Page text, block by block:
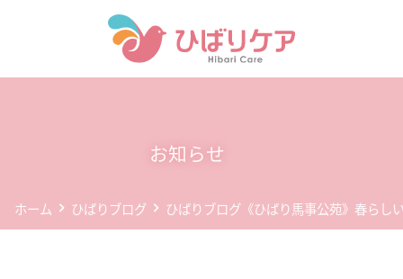
デイサービス(通所介護)
企業情報
お知らせ
ホーム ひばりブログ ひばりブログ《ひばり馬事公苑》春らし